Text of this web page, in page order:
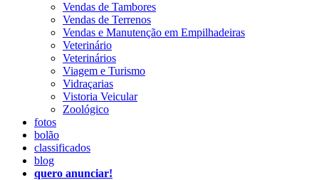
Vendas de Tambores
Vendas de Terrenos
Vendas e Manutenção em Empilhadeiras
Veterinário
Veterinários
Viagem e Turismo
Vidraçarias
Vistoria Veicular
Zoológico
fotos
bolão
classificados
blog
quero anunciar!